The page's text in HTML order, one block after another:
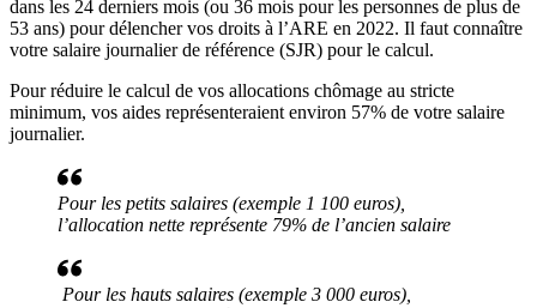
dans les 24 derniers mois (ou 36 mois pour les personnes de plus de
53 ans) pour délencher vos droits à l’ARE en 2022. Il faut connaître
votre salaire journalier de référence (SJR) pour le calcul.
Pour réduire le calcul de vos allocations chômage au stricte
minimum, vos aides représenteraient environ 57% de votre salaire
journalier.
Pour les petits salaires (exemple 1 100 euros),
l’allocation nette représente 79% de l’ancien salaire
Pour les hauts salaires (exemple 3 000 euros),